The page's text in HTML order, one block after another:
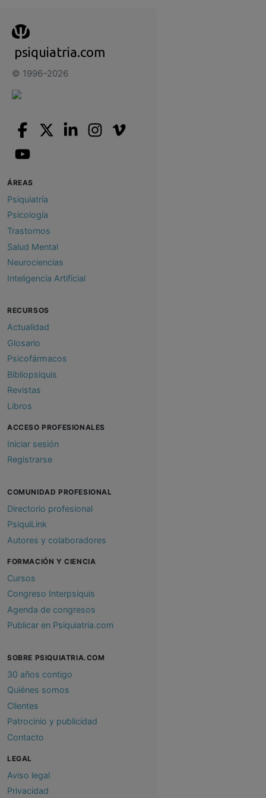
psiquiatria.com
© 1996–2026
ÁREAS
Psiquiatría
Psicología
Trastornos
Salud Mental
Neurociencias
Inteligencia Artificial
RECURSOS
Actualidad
Glosario
Psicofármacos
Bibliopsiquis
Revistas
Libros
ACCESO PROFESIONALES
Iniciar sesión
Registrarse
COMUNIDAD PROFESIONAL
Directorio profesional
PsiquiLink
Autores y colaboradores
FORMACIÓN Y CIENCIA
Cursos
Congreso Interpsiquis
Agenda de congresos
Publicar en Psiquiatria.com
SOBRE PSIQUIATRIA.COM
30 años contigo
Quiénes somos
Clientes
Patrocinio y publicidad
Contacto
LEGAL
Aviso legal
Privacidad